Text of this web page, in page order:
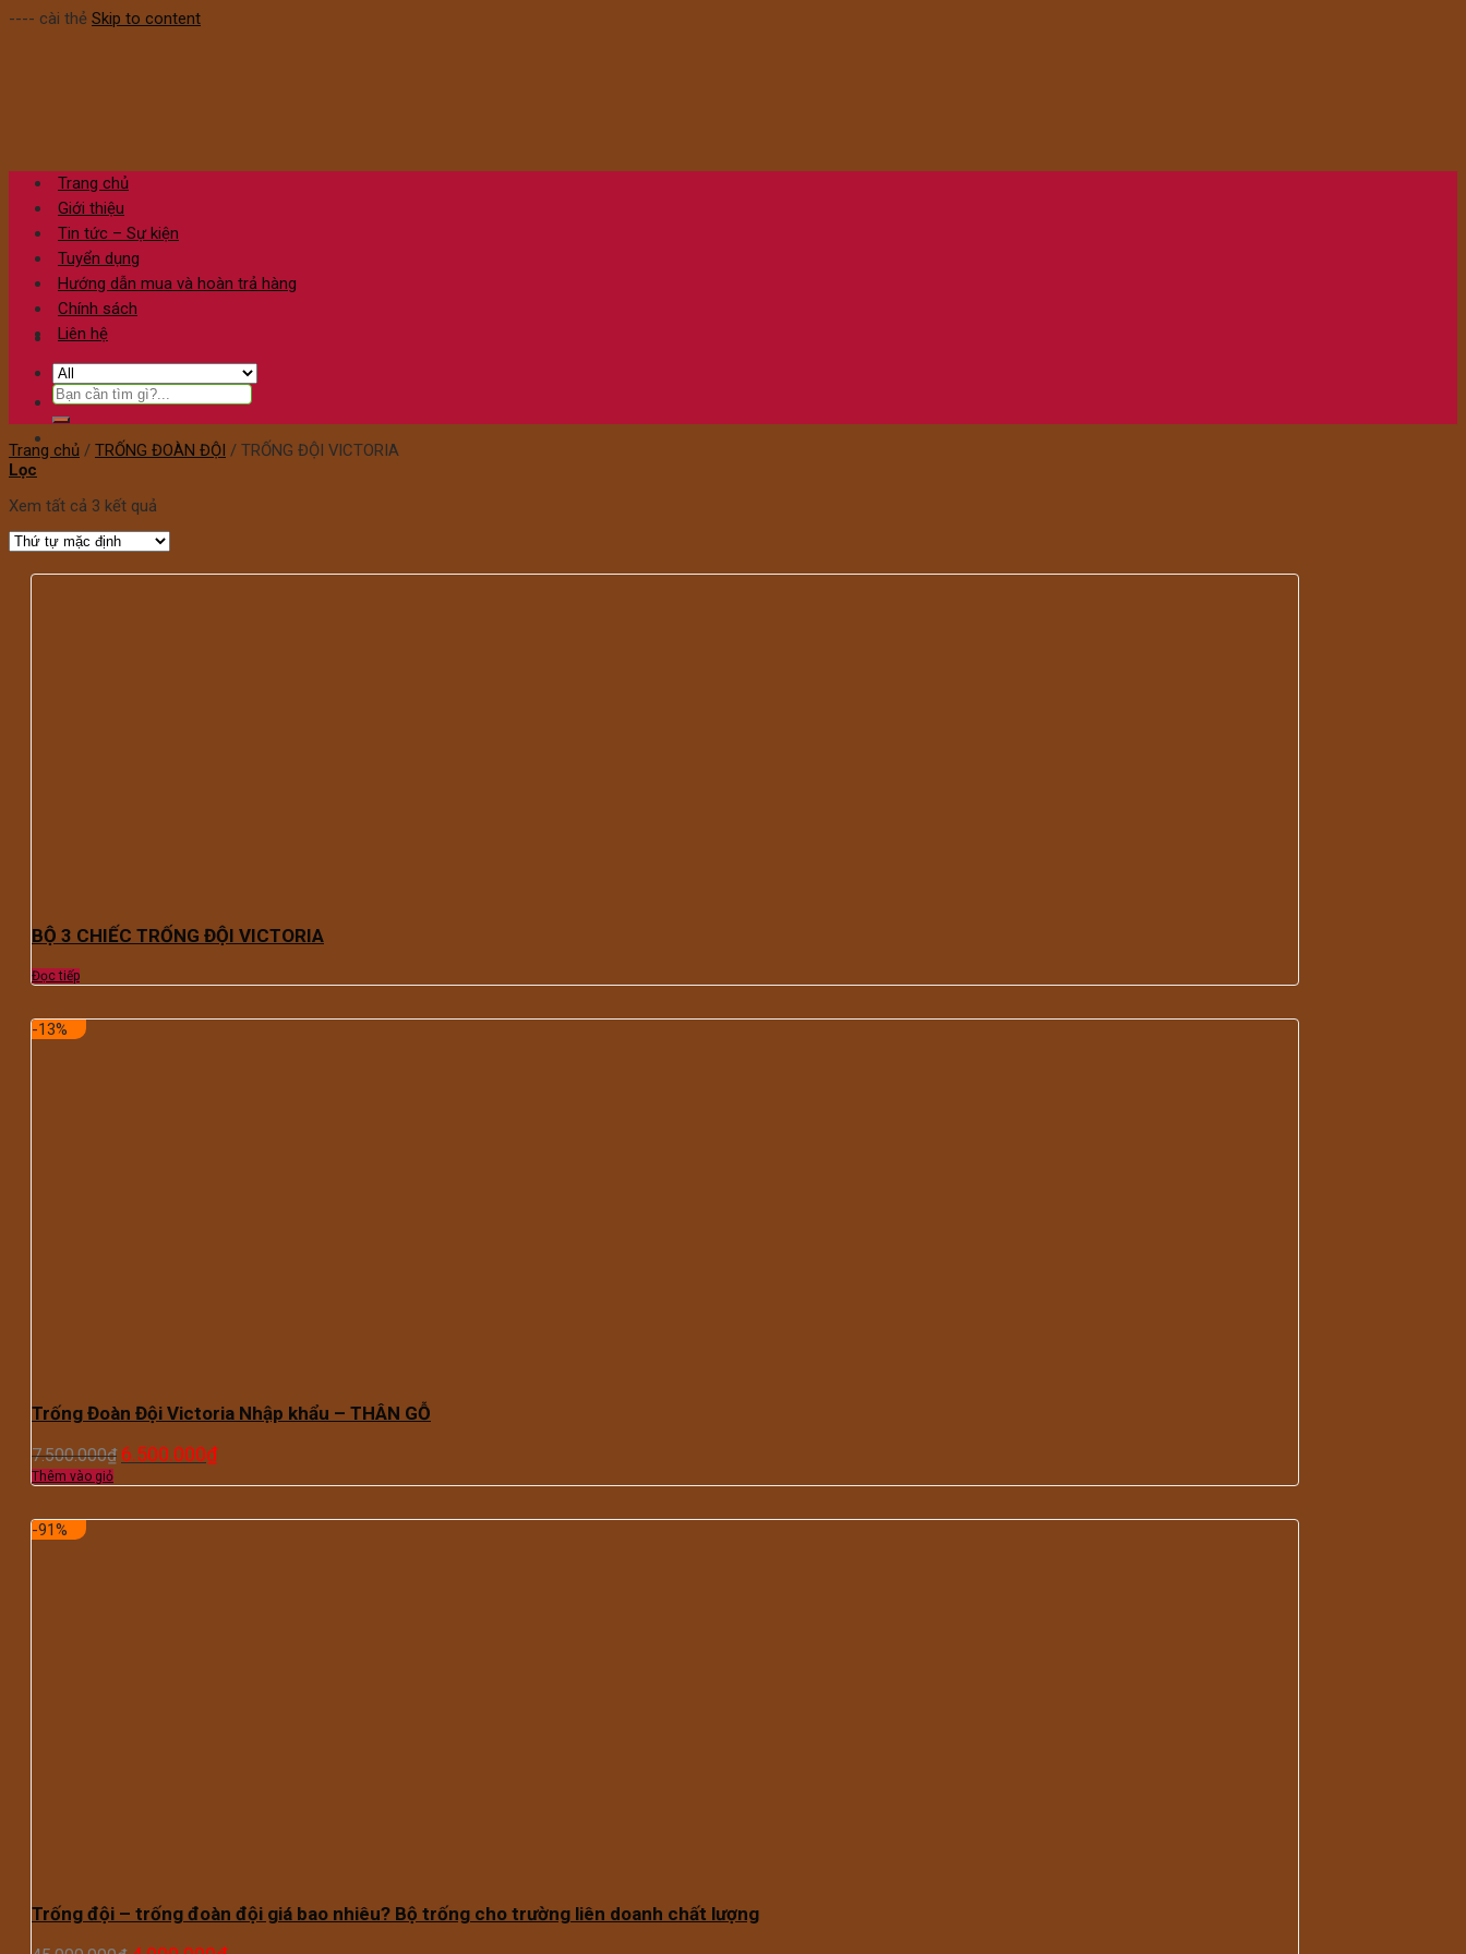
---- cài thẻ Skip to content
Trang chủ
Giới thiệu
Tin tức – Sự kiện
Tuyển dụng
Hướng dẫn mua và hoàn trả hàng
Chính sách
Liên hệ
Trang chủ / TRỐNG ĐOÀN ĐỘI / TRỐNG ĐỘI VICTORIA
Lọc
Xem tất cả 3 kết quả
BỘ 3 CHIẾC TRỐNG ĐỘI VICTORIA
Đọc tiếp
-13%
Trống Đoàn Đội Victoria Nhập khẩu – THÂN GỖ
7.500.000₫ 6.500.000₫
Thêm vào giỏ
-91%
Trống đội – trống đoàn đội giá bao nhiêu? Bộ trống cho trường liên doanh chất lượng